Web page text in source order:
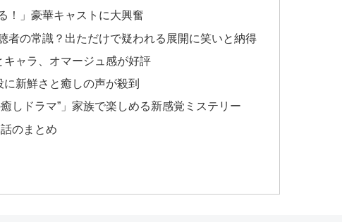
！」豪華キャストに大興奮
者の常識？出ただけで疑われる展開に笑いと納得
キャラ、オマージュ感が好評
に新鮮さと癒しの声が殺到
癒しドラマ”」家族で楽しめる新感覚ミステリー
のまとめ